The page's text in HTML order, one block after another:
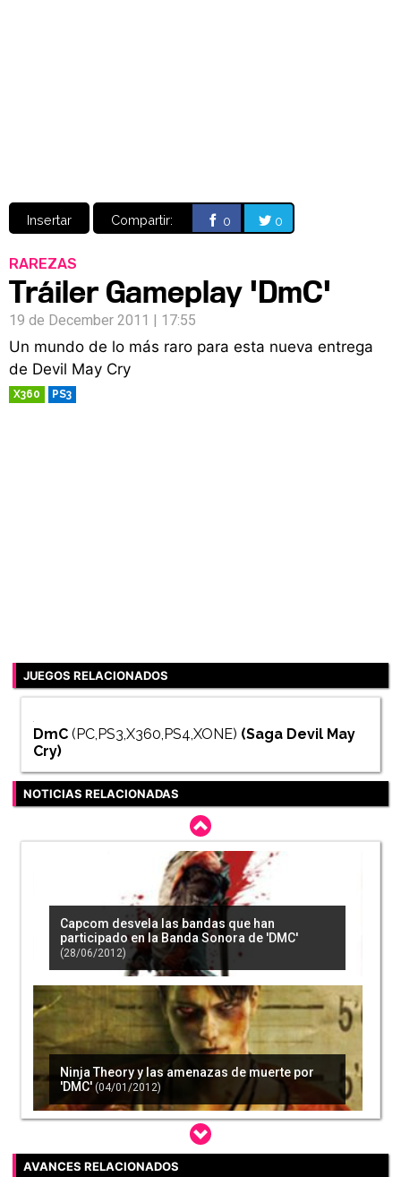
Insertar Compartir: 0 0
RAREZAS
Tráiler Gameplay 'DmC'
19 de December 2011 | 17:55
Un mundo de lo más raro para esta nueva entrega
de Devil May Cry
X360 PS3
JUEGOS RELACIONADOS
DmC (PC,PS3,X360,PS4,XONE) (Saga Devil May
Cry)
NOTICIAS RELACIONADAS
Capcom desvela las bandas que han
participado en la Banda Sonora de 'DMC'
(28/06/2012)
Ninja Theory y las amenazas de muerte por
'DMC' (04/01/2012)
AVANCES RELACIONADOS